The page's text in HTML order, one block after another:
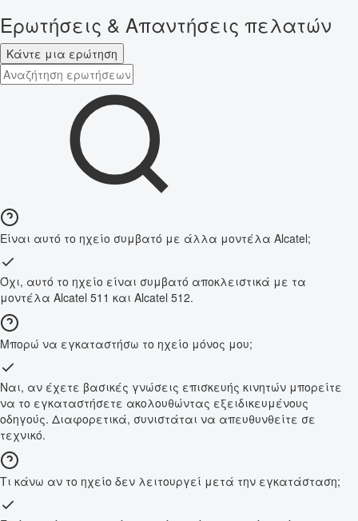
Ερωτήσεις & Απαντήσεις πελατών
Κάντε μια ερώτηση
Είναι αυτό το ηχείο συμβατό με άλλα μοντέλα Alcatel;
Όχι, αυτό το ηχείο είναι συμβατό αποκλειστικά με τα
μοντέλα Alcatel 511 και Alcatel 512.
Μπορώ να εγκαταστήσω το ηχείο μόνος μου;
Ναι, αν έχετε βασικές γνώσεις επισκευής κινητών μπορείτε
να το εγκαταστήσετε ακολουθώντας εξειδικευμένους
οδηγούς. Διαφορετικά, συνιστάται να απευθυνθείτε σε
τεχνικό.
Τι κάνω αν το ηχείο δεν λειτουργεί μετά την εγκατάσταση;